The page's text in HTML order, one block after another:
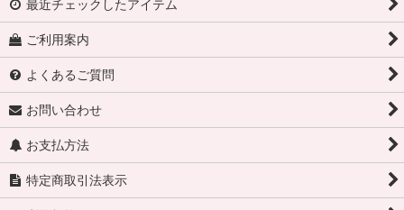
最近チェックしたアイテム
ご利用案内
よくあるご質問
お問い合わせ
お支払方法
特定商取引法表示